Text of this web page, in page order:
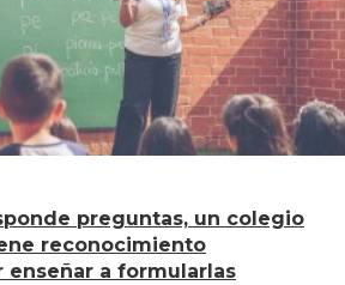
preguntas, un colegio
reconocimiento
enseñar a formularlas